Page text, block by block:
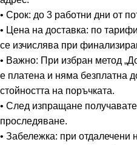
• Срок: до 3 работни дни от
• Цена на доставка: по
се изчислява при
• Важно: При избран метод
е платена и няма безплатна
стойността на поръчката.
• След изпращане
проследяване.
• Забележка: при отдалечени